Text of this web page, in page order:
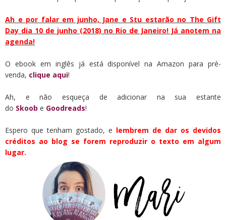
Ah e por falar em junho, Jane e Stu estarão no The Gift
Day dia 10 de junho (2018) no Rio de Janeiro! Já anotem na
agenda!
O ebook em inglês já está disponível na Amazon para pré-
venda, clique aqui!
Ah, e não esqueça de adicionar na sua estante
do Skoob e Goodreads!
Espero que tenham gostado, e lembrem de dar os devidos
créditos ao blog se forem reproduzir o texto em algum
lugar.